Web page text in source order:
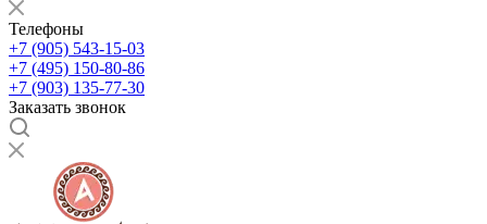
Телефоны
+7 (905) 543-15-03
+7 (495) 150-80-86
+7 (903) 135-77-30
Заказать звонок